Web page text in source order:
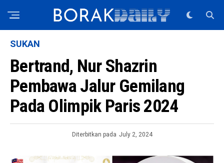
SUKAN
Bertrand, Nur Shazrin
Pembawa Jalur Gemilang
Pada Olimpik Paris 2024
Diterbitkan pada July 2, 2024